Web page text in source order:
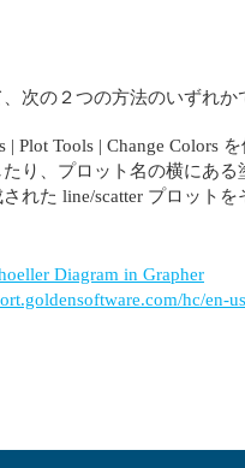
次の２つの方法のいずれか
| Plot Tools | Change Colors
り、プロット名の横にあ
れた line/scatter プロット
Diagram in Grapher
hc/en-